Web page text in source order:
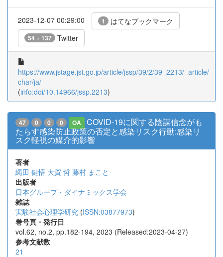
2023-12-07 00:29:00 1 はてなブックマーク
54 + 137 Twitter
https://www.jstage.jst.go.jp/article/jssp/39/2/39_2213/_article/-
char/ja/
(info:doi/10.14966/jssp.2213)
47 0 0 0 OA
COVID-19に関する陰謀信念がも
たらす感染防止政策の否定と感染リスク行動:感染リ
スク軽視の媒介的影響
著者
縄田 健悟 大賀 哲 藤村 まこと
出版者
日本グループ・ダイナミックス学会
雑誌
実験社会心理学研究 (ISSN:03877973)
巻号頁・発行日
vol.62, no.2, pp.182-194, 2023 (Released:2023-04-27)
参考文献数
21